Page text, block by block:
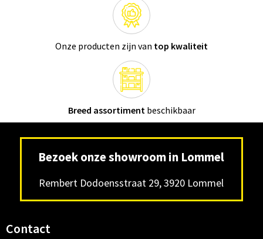
Onze producten zijn van top kwaliteit
Breed assortiment beschikbaar
Bezoek onze showroom in Lommel
Rembert Dodoensstraat 29, 3920 Lommel
Contact